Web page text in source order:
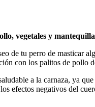
vegetales y
de tu perro de masticar
con los palitos de pollo
a la carnaza, ya
efectos negativos del